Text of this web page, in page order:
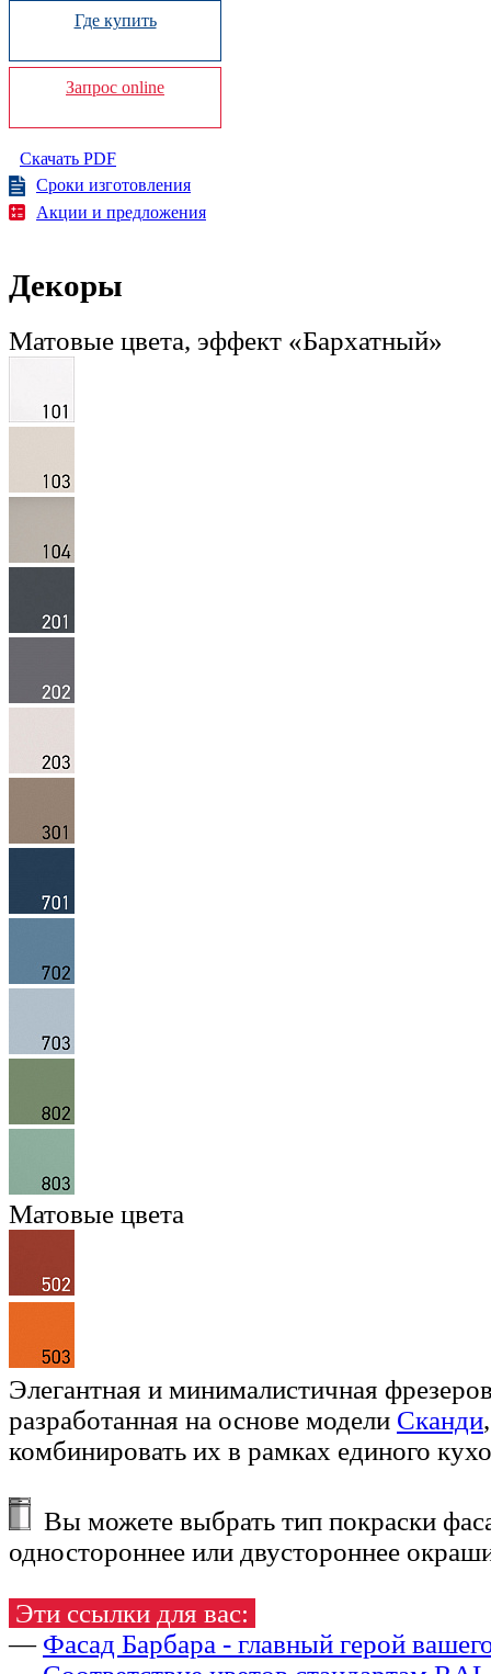
Где купить
Запрос online
Скачать PDF
Сроки изготовления
Акции и предложения
Декоры
Матовые цвета, эффект «Бархатный»
Матовые цвета
Элегантная и минималистичная
разработанная на основе модели Сканди
комбинировать их в рамках единого
Вы можете выбрать тип покраски
одностороннее или двустороннее
Эти ссылки для вас:
— Фасад Барбара - главный герой